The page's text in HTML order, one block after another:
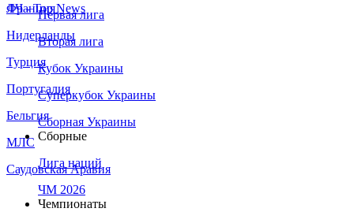
Франция
Нидерланды
Турция
Португалия
Бельгия
МЛС
Саудовская Аравия
ЛЧ - Top News
Первая лига
Вторая лига
Кубок Украины
Суперкубок Украины
Сборная Украины
Сборные
Лига наций
ЧМ 2026
Чемпионаты